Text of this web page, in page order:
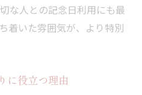
な人との記念日利用にも最
着いた雰囲気が、より特別
に役立つ理由